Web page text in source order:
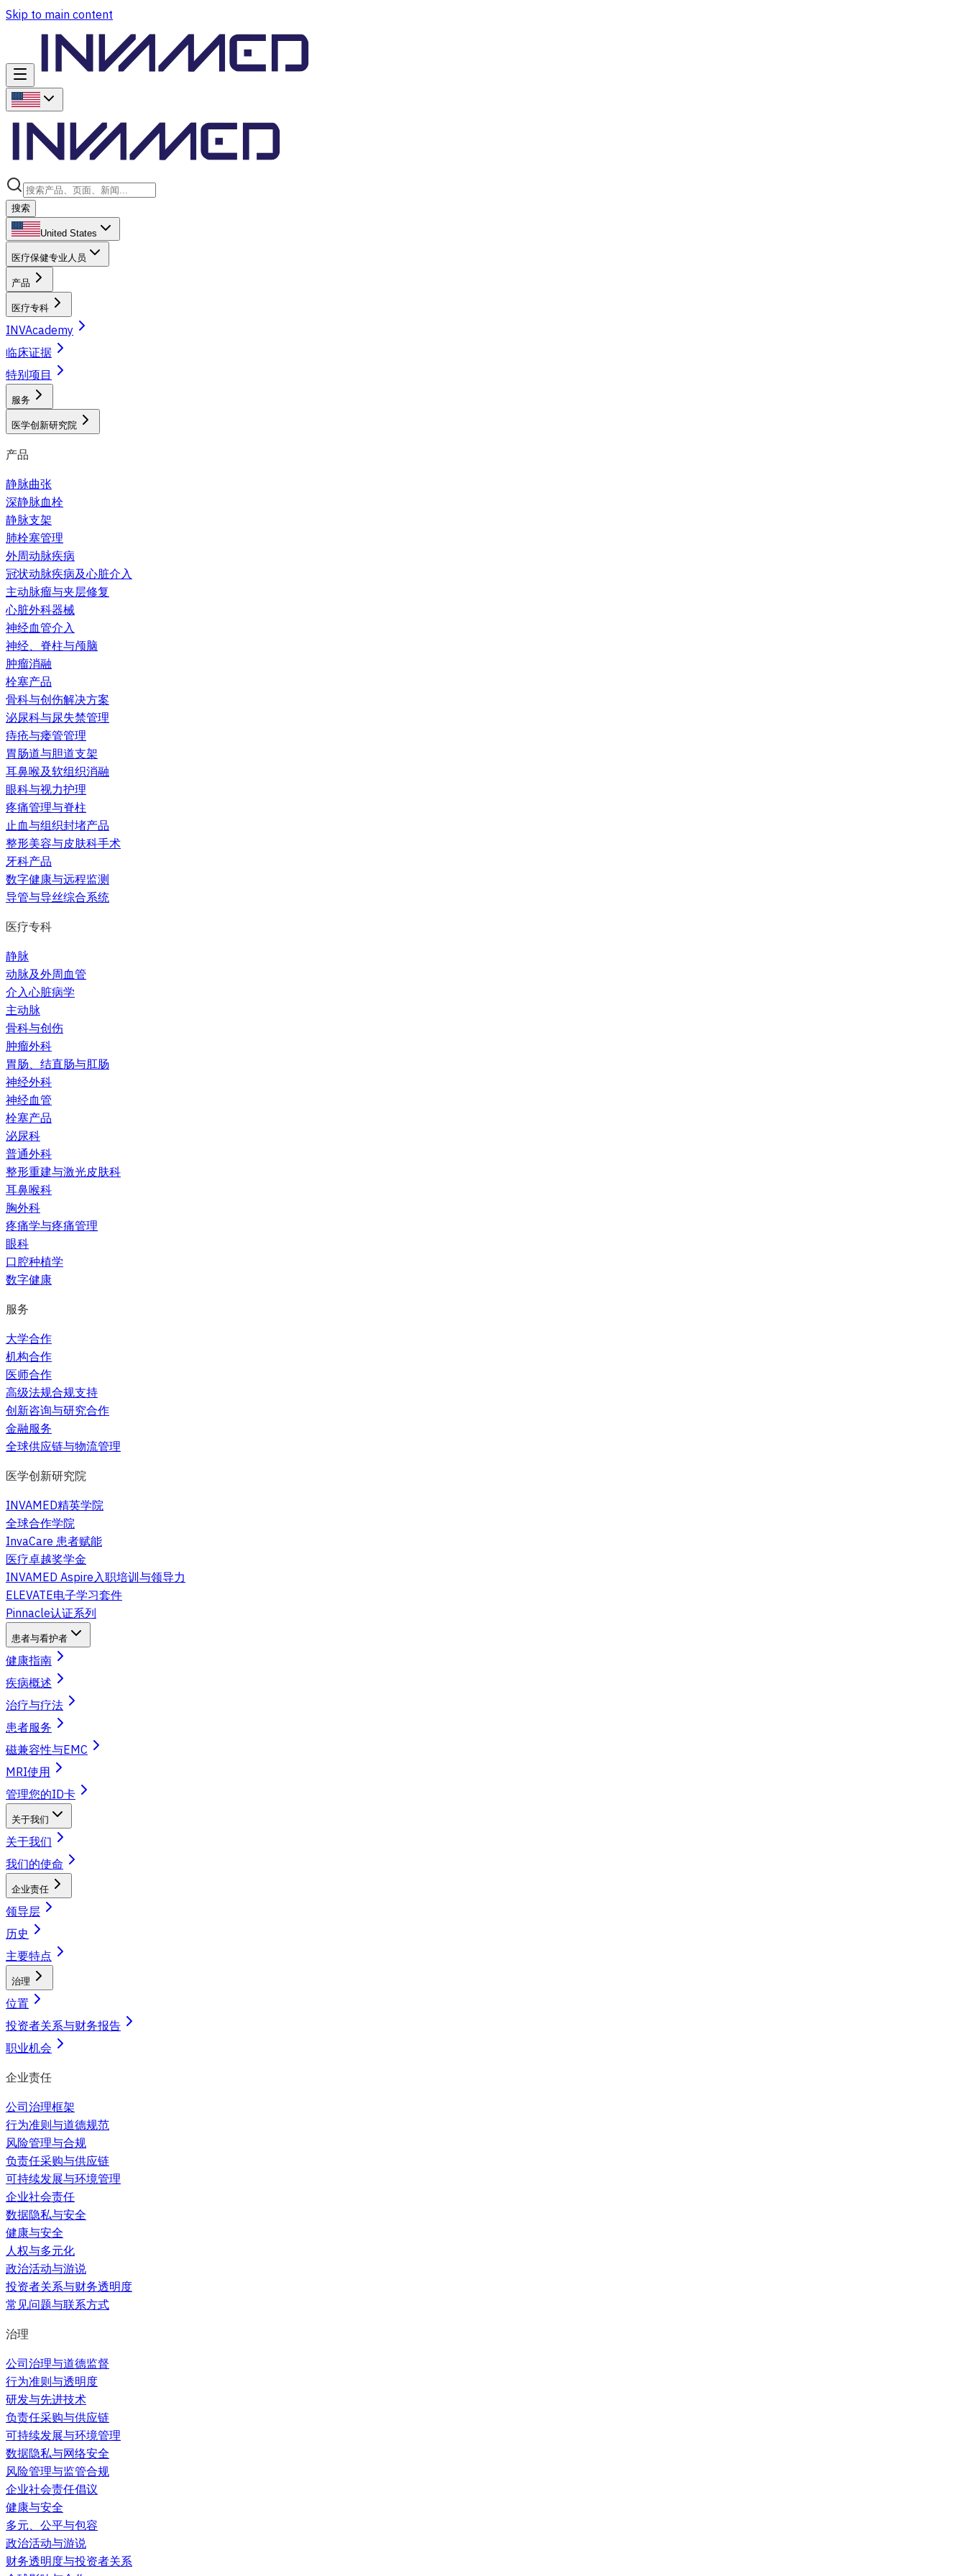
Skip to main content
搜索
United States
医疗保健专业人员
产品
医疗专科
INVAcademy
临床证据
特别项目
服务
医学创新研究院
产品
静脉曲张
深静脉血栓
静脉支架
肺栓塞管理
外周动脉疾病
冠状动脉疾病及心脏介入
主动脉瘤与夹层修复
心脏外科器械
神经血管介入
神经、脊柱与颅脑
肿瘤消融
栓塞产品
骨科与创伤解决方案
泌尿科与尿失禁管理
痔疮与瘘管管理
胃肠道与胆道支架
耳鼻喉及软组织消融
眼科与视力护理
疼痛管理与脊柱
止血与组织封堵产品
整形美容与皮肤科手术
牙科产品
数字健康与远程监测
导管与导丝综合系统
医疗专科
静脉
动脉及外周血管
介入心脏病学
主动脉
骨科与创伤
肿瘤外科
胃肠、结直肠与肛肠
神经外科
神经血管
栓塞产品
泌尿科
普通外科
整形重建与激光皮肤科
耳鼻喉科
胸外科
疼痛学与疼痛管理
眼科
口腔种植学
数字健康
服务
大学合作
机构合作
医师合作
高级法规合规支持
创新咨询与研究合作
金融服务
全球供应链与物流管理
医学创新研究院
INVAMED精英学院
全球合作学院
InvaCare 患者赋能
医疗卓越奖学金
INVAMED Aspire入职培训与领导力
ELEVATE电子学习套件
Pinnacle认证系列
患者与看护者
健康指南
疾病概述
治疗与疗法
患者服务
磁兼容性与EMC
MRI使用
管理您的ID卡
关于我们
关于我们
我们的使命
企业责任
领导层
历史
主要特点
治理
位置
投资者关系与财务报告
职业机会
企业责任
公司治理框架
行为准则与道德规范
风险管理与合规
负责任采购与供应链
可持续发展与环境管理
企业社会责任
数据隐私与安全
健康与安全
人权与多元化
政治活动与游说
投资者关系与财务透明度
常见问题与联系方式
治理
公司治理与道德监督
行为准则与透明度
研发与先进技术
负责任采购与供应链
可持续发展与环境管理
数据隐私与网络安全
风险管理与监管合规
企业社会责任倡议
健康与安全
多元、公平与包容
政治活动与游说
财务透明度与投资者关系